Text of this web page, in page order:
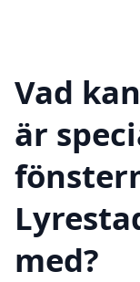
Vad
är
med?